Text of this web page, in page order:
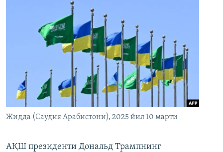
Жидда (Саудия Арабистони), 2025 йил 10 марти
АҚШ президенти Дональд Трампнинг